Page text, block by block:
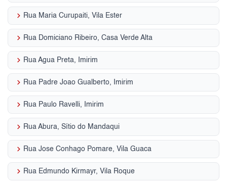
keyboard_arrow_right Rua Maria Curupaiti, Vila Ester
keyboard_arrow_right Rua Domiciano Ribeiro, Casa Verde Alta
keyboard_arrow_right Rua Agua Preta, Imirim
keyboard_arrow_right Rua Padre Joao Gualberto, Imirim
keyboard_arrow_right Rua Paulo Ravelli, Imirim
keyboard_arrow_right Rua Abura, Sítio do Mandaqui
keyboard_arrow_right Rua Jose Conhago Pomare, Vila Guaca
keyboard_arrow_right Rua Edmundo Kirmayr, Vila Roque